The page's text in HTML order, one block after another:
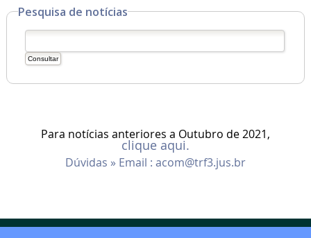
Pesquisa de notícias
Para notícias anteriores a Outubro de 2021,
clique aqui.
Dúvidas » Email : acom@trf3.jus.br